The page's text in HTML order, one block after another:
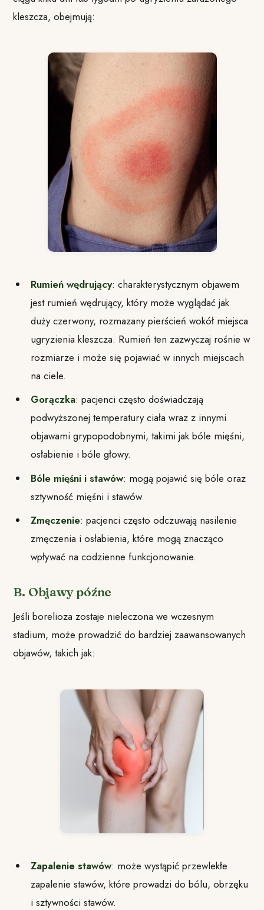
kleszcza, obejmują:
Rumień wędrujący: charakterystycznym objawem
jest rumień wędrujący, który może wyglądać jak
duży czerwony, rozmazany pierścień wokół miejsca
ugryzienia kleszcza. Rumień ten zazwyczaj rośnie w
rozmiarze i może się pojawiać w innych miejscach
na ciele.
Gorączka: pacjenci często doświadczają
podwyższonej temperatury ciała wraz z innymi
objawami grypopodobnymi, takimi jak bóle mięśni,
osłabienie i bóle głowy.
Bóle mięśni i stawów: mogą pojawić się bóle oraz
sztywność mięśni i stawów.
Zmęczenie: pacjenci często odczuwają nasilenie
zmęczenia i osłabienia, które mogą znacząco
wpływać na codzienne funkcjonowanie.
B. Objawy późne
Jeśli borelioza zostaje nieleczona we wczesnym
stadium, może prowadzić do bardziej zaawansowanych
objawów, takich jak:
Zapalenie stawów: może wystąpić przewlekłe
zapalenie stawów, które prowadzi do bólu, obrzęku
i sztywności stawów.